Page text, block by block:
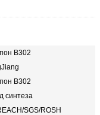
B302
B302
синтеза
SGS/ROSH